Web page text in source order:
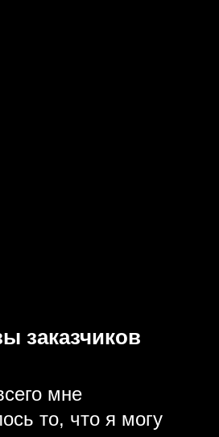
заказчиков
мне
то, что я могу